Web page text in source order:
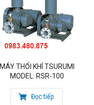
MÁY THỔI KHÍ TSURUMI
MODEL: RSR-100
Đọc tiếp